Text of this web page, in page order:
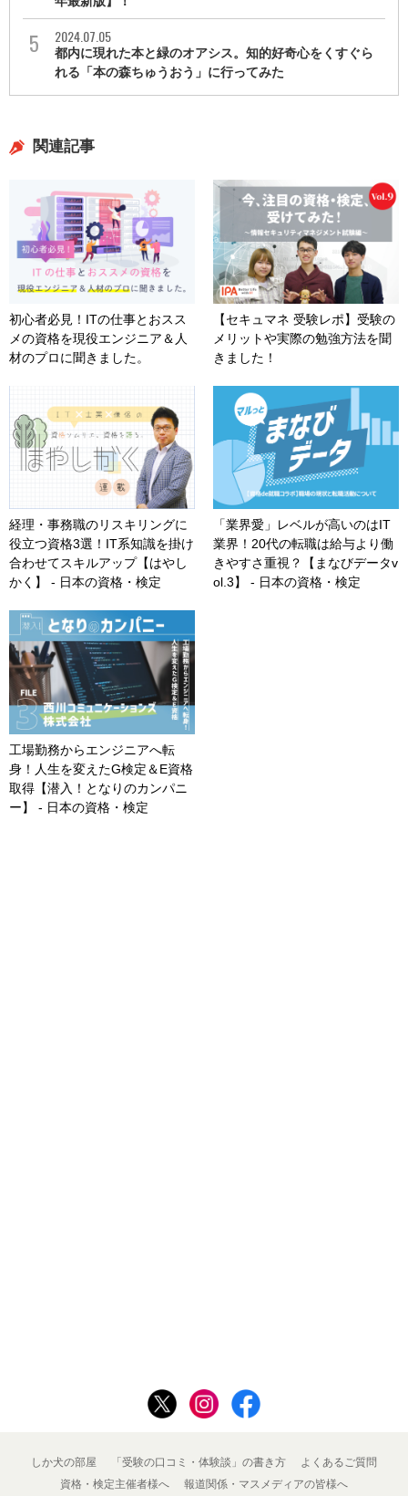
2024.07.05
都内に現れた本と緑のオアシス。知的好奇心をくすぐら
れる「本の森ちゅうおう」に行ってみた
関連記事
初心者必見！ITの仕事とおスス
メの資格を現役エンジニア＆人
材のプロに聞きました。
【セキュマネ 受験レポ】受験の
メリットや実際の勉強方法を聞
きました！
経理・事務職のリスキリングに
役立つ資格3選！IT系知識を掛け
合わせてスキルアップ【はやし
かく】 - 日本の資格・検定
「業界愛」レベルが高いのはIT
業界！20代の転職は給与より働
きやすさ重視？【まなびデータv
ol.3】 - 日本の資格・検定
工場勤務からエンジニアへ転
身！人生を変えたG検定＆E資格
取得【潜入！となりのカンパニ
ー】 - 日本の資格・検定
しか犬の部屋 「受験の口コミ・体験談」の書き方
よくあるご質問
資格・検定主催者様へ
報道関係・マスメディアの皆様へ